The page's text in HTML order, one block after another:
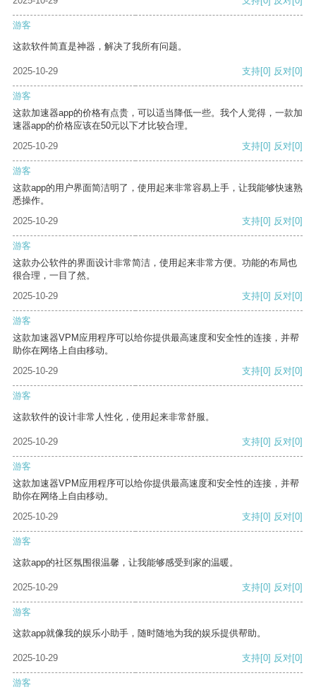
游客
这款软件简直是神器，解决了我所有问题。
2025-10-29 支持[0] 反对[0]
游客
这款加速器app的价格有点贵，可以适当降低一些。我个人觉得，一款加
速器app的价格应该在50元以下才比较合理。
2025-10-29
支持[0] 反对[0]
游客
这款app的用户界面简洁明了，使用起来非常容易上手，让我能够快速熟
悉操作。
2025-10-29
支持[0] 反对[0]
游客
这款办公软件的界面设计非常简洁，使用起来非常方便。功能的布局也
很合理，一目了然。
2025-10-29
支持[0] 反对[0]
游客
这款加速器VPM应用程序可以给你提供最高速度和安全性的连接，并帮
助你在网络上自由移动。
2025-10-29
支持[0] 反对[0]
游客
这款软件的设计非常人性化，使用起来非常舒服。
2025-10-29 支持[0] 反对[0]
游客
这款加速器VPM应用程序可以给你提供最高速度和安全性的连接，并帮
助你在网络上自由移动。
2025-10-29
支持[0] 反对[0]
游客
这款app的社区氛围很温馨，让我能够感受到家的温暖。
2025-10-29 支持[0] 反对[0]
游客
这款app就像我的娱乐小助手，随时随地为我的娱乐提供帮助。
2025-10-29 支持[0] 反对[0]
游客